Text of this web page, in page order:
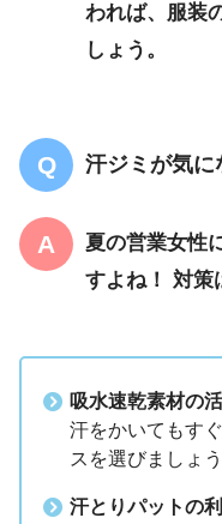
われば、服装
しょう。
汗ジミが気に
夏の営業女性
すよね！ 対策
吸水速乾素材の
汗をかいてもす
スを選びましょう
汗とりパットの